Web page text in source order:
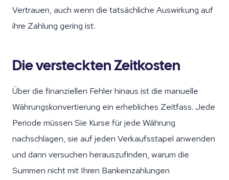
Vertrauen, auch wenn die tatsächliche Auswirkung auf
ihre Zahlung gering ist.
Die versteckten Zeitkosten
Über die finanziellen Fehler hinaus ist die manuelle
Währungskonvertierung ein erhebliches Zeitfass. Jede
Periode müssen Sie Kurse für jede Währung
nachschlagen, sie auf jeden Verkaufsstapel anwenden
und dann versuchen herauszufinden, warum die
Summen nicht mit Ihren Bankeinzahlungen